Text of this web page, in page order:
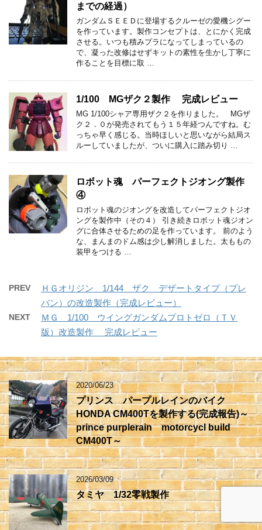
までの経過）
ガンダムＳＥＥＤに登場するクルーゼの愛機シグー
を作っています。製作コンセプトは、とにかく完成
させる。いつも積みプラになってしまっているの
で、凝った改修はせずキットの素性を生かし丁寧に
作ることを目標に取 …
1/100 MGザク２製作 完成レビュー
MG 1/100シャア専用ザク２を作りました。 MGザ
ク２．０が発売されてもう１５年経つんですね。む
っちゃ早く感じる。当時ほしいと思いながら結局ス
ルーしていましたが、ついに購入に踏み切り …
ロボット魂 パーフェクトジオング製作
④
ロボット魂のジオングを改造してパーフェクトジオ
ングを製作中（その４） 引き続きロボット魂ジオン
グに合体させるための足を作っています。 前のよう
な、まんまのドム感は少し解消しました。太ももの
装甲をつける …
PREV
ＨＧオリジン 1/144 ザク デザートタイプ（プレ
バン）の改造製作（完成レビュー）
NEXT
ＭＧ 1/100 ウイングガンダムプロトゼロ（ＴＶ
版）改造製作 完成レビュー
2020/06/23
プリンス パープルレインのバイク
HONDA CM400Tを製作する(完成報告)～
prince purplerain motorcycl build
CM400T～
2026/03/09
タミヤ 1/32零戦製作